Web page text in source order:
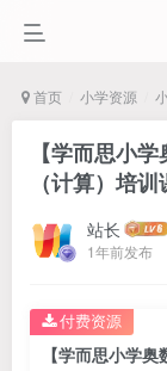
首页 小学资源
【学而思小
（计算）培
站长
1年前发布
付费资源